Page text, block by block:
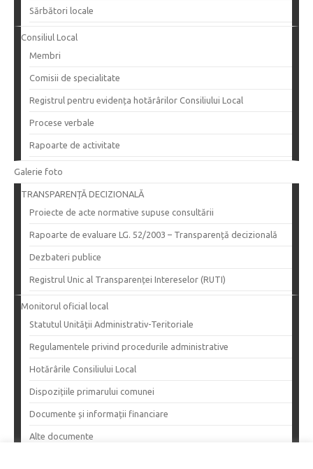
Sărbători locale
Consiliul Local
Membri
Comisii de specialitate
Registrul pentru evidența hotărârilor Consiliului Local
Procese verbale
Rapoarte de activitate
Galerie foto
TRANSPARENȚĂ DECIZIONALĂ
Proiecte de acte normative supuse consultării
Rapoarte de evaluare LG. 52/2003 – Transparență decizională
Dezbateri publice
Registrul Unic al Transparenței Intereselor (RUTI)
Monitorul oficial local
Statutul Unității Administrativ-Teritoriale
Regulamentele privind procedurile administrative
Hotărârile Consiliului Local
Dispozițiile primarului comunei
Documente și informații financiare
Alte documente